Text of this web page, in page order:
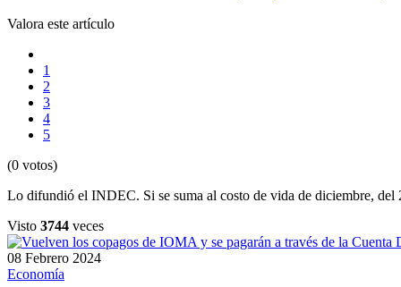
Valora este artículo
1
2
3
4
5
(0 votos)
Lo difundió el INDEC. Si se suma al costo de vida de diciembre, del
Visto 3744 veces
08 Febrero 2024
Economía